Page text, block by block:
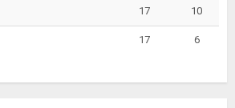
17 10
17 6